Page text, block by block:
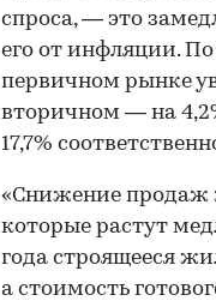
спроса, — это
его от инфляции.
первичном рынке
вторичном — на
17,7%
«Снижение продаж
которые растут
года строящееся
а стоимость